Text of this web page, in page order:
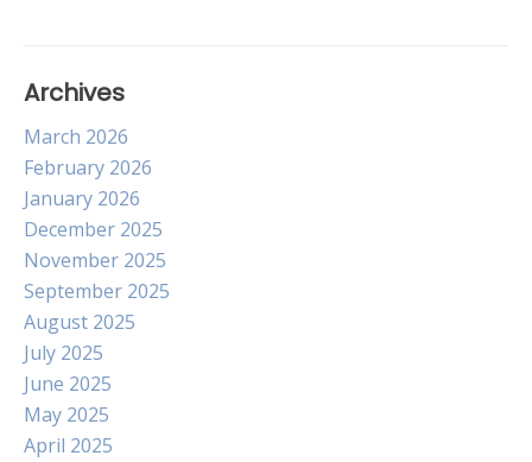
Archives
March 2026
February 2026
January 2026
December 2025
November 2025
September 2025
August 2025
July 2025
June 2025
May 2025
April 2025